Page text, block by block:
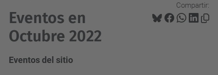
Compartir:
Eventos en
Octubre 2022
Eventos del sitio